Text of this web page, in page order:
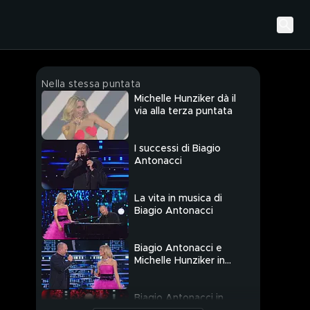
Nella stessa puntata
Michelle Hunziker dà il
via alla terza puntata
I successi di Biagio
Antonacci
La vita in musica di
Biagio Antonacci
Biagio Antonacci e
Michelle Hunziker in
Biagio Antonacci in